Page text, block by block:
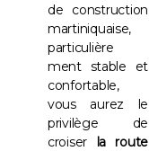
de construction
martiniquaise,
particulière
ment stable et
confortable,
vous aurez le
privilège de
croiser la route